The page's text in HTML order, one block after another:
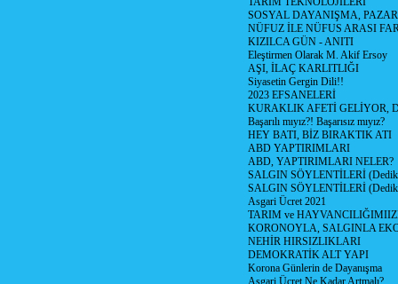
SOSYAL DAYANIŞMA,
NÜFUZ İLE NÜFUS ARASI
KIZILCA GÜN - ANITI
Eleştirmen Olarak M. Akif Ersoy
AŞI, İLAÇ KARLITLIĞI
Siyasetin Gergin Dili!!
2023 EFSANELERİ
KURAKLIK AFETİ GELİYOR,
Başarılı mıyız?! Başarısız mıyız?
HEY BATI, BİZ BIRAKTIK ATI
ABD YAPTIRIMLARI
ABD, YAPTIRIMLARI NELER?
SALGIN SÖYLENTİLERİ
SALGIN SÖYLENTİLERİ
Asgari Ücret 2021
TARIM ve
KORONOYLA, SALGINLA
NEHİR HIRSIZLIKLARI
DEMOKRATİK ALT YAPI
Korona Günlerin de Dayanışma
Asgari Ücret Ne Kadar Artmalı?